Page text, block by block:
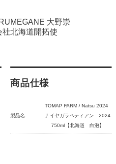
大野崇
北海道開拓使
商品仕様
製品名:
TOMAP FARM / Natsu 2024
ナイヤガラペティアン 2024
750ml【北海道 白泡】